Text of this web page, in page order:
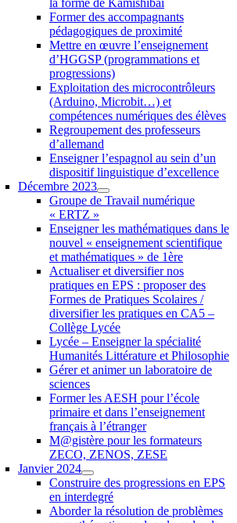
la forme de Kamishibai
Former des accompagnants
pédagogiques de proximité
Mettre en œuvre l’enseignement
d’HGGSP (programmations et
progressions)
Exploitation des microcontrôleurs
(Arduino, Microbit…) et
compétences numériques des élèves
Regroupement des professeurs
d’allemand
Enseigner l’espagnol au sein d’un
dispositif linguistique d’excellence
Décembre 2023
Groupe de Travail numérique
« ERTZ »
Enseigner les mathématiques dans le
nouvel « enseignement scientifique
et mathématiques » de 1ère
Actualiser et diversifier nos
pratiques en EPS : proposer des
Formes de Pratiques Scolaires /
diversifier les pratiques en CA5 –
Collège Lycée
Lycée – Enseigner la spécialité
Humanités Littérature et Philosophie
Gérer et animer un laboratoire de
sciences
Former les AESH pour l’école
primaire et dans l’enseignement
français à l’étranger
M@gistère pour les formateurs
ZECO, ZENOS, ZESE
Janvier 2024
Construire des progressions en EPS
en interdegré
Aborder la résolution de problèmes